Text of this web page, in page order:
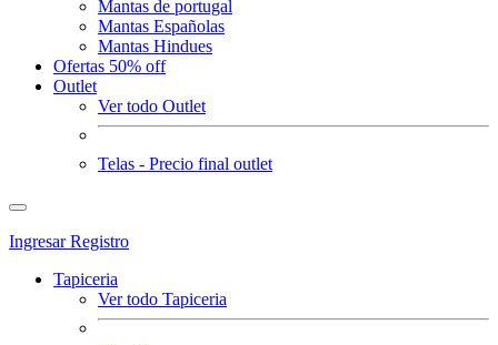
Mantas de portugal
Mantas Españolas
Mantas Hindues
Ofertas 50% off
Outlet
Ver todo Outlet
Telas - Precio final outlet
IngresarRegistro
Tapiceria
Ver todo Tapiceria